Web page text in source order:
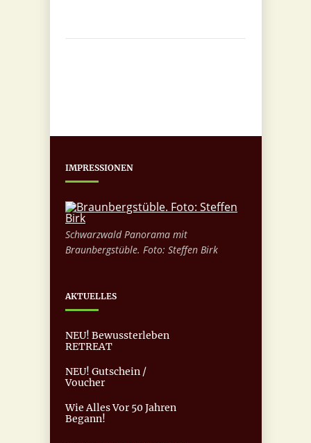
IMPRESSIONEN
Schwarzwald Panorama mit
Braunbergstüble. Foto: Steffen Birk
AKTUELLES
NEU! Bewussterleben
RETREAT
NEU! Gutschein /
Voucher
Wie Alles Vor 50 Jahren
Begann!